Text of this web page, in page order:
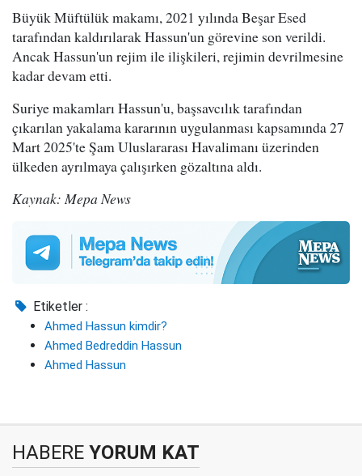
Büyük Müftülük makamı, 2021 yılında Beşar Esed
tarafından kaldırılarak Hassun'un görevine son verildi.
Ancak Hassun'un rejim ile ilişkileri, rejimin devrilmesine
kadar devam etti.
Suriye makamları Hassun'u, başsavcılık tarafından
çıkarılan yakalama kararının uygulanması kapsamında 27
Mart 2025'te Şam Uluslararası Havalimanı üzerinden
ülkeden ayrılmaya çalışırken gözaltına aldı.
Kaynak: Mepa News
Etiketler :
Ahmed Hassun kimdir?
Ahmed Bedreddin Hassun
Ahmed Hassun
HABERE YORUM KAT